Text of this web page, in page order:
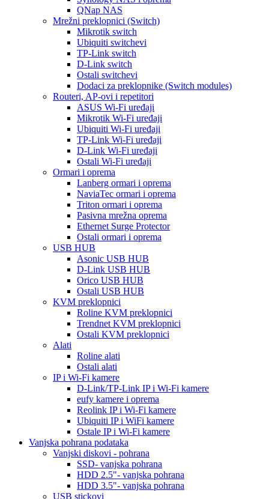
QNap NAS
Mrežni preklopnici (Switch)
Mikrotik switch
Ubiquiti switchevi
TP-Link switch
D-Link switch
Ostali switchevi
Dodaci za preklopnike (Switch modules)
Routeri, AP-ovi i repetitori
ASUS Wi-Fi uređaji
Mikrotik Wi-Fi uređaji
Ubiquiti Wi-Fi uređaji
TP-Link Wi-Fi uređaji
D-Link Wi-Fi uređaji
Ostali Wi-Fi uređaji
Ormari i oprema
Lanberg ormari i oprema
NaviaTec ormari i oprema
Triton ormari i oprema
Pasivna mrežna oprema
Ethernet Surge Protector
Ostali ormari i oprema
USB HUB
Asonic USB HUB
D-Link USB HUB
Orico USB HUB
Ostali USB HUB
KVM preklopnici
Roline KVM preklopnici
Trendnet KVM preklopnici
Ostali KVM preklopnici
Alati
Roline alati
Ostali alati
IP i Wi-Fi kamere
D-Link/TP-Link IP i Wi-Fi kamere
eufy kamere i oprema
Reolink IP i Wi-Fi kamere
Ubiquiti IP i WiFi kamere
Ostale IP i Wi-Fi kamere
Vanjska pohrana podataka
Vanjski diskovi - pohrana
SSD- vanjska pohrana
HDD 2.5"- vanjska pohrana
HDD 3.5"- vanjska pohrana
USB stickovi